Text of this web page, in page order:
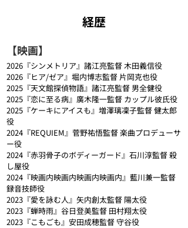
​経歴
【映画】
2026『シンメトリア』諸江亮監督 木田義信役
2026『ヒア/ゼア』堀内博志監督 片岡克也役
2025『天文館探偵物語』諸江亮監督 男全健役
2025『恋に至る病』廣木隆一監督 カップル彼氏役
2025『ケーキにアイスも』増澤璃凜子監督 健太郎
役
2024『REQUIEM』菅野祐悟監督 楽曲プロデューサ
ー役
2024『赤羽骨子のボディーガード』石川淳監督 殺
し屋役
2024『映画内映画内映画内映画内』藍川兼一監督
録音技師役
2023『愛を詠む人』矢内創太監督 陽太役
2023『蝉時雨』谷日登美監督 田村翔太役
2023『こもごも』安田成穂監督 守谷役